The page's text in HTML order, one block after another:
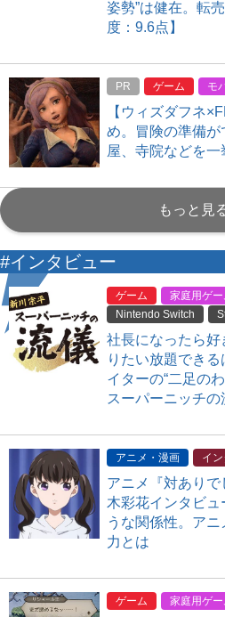
姿勢”は健在。転
度：9.6点】
PR ゲーム モ
【ウィズダフネ
め。冒険の準備
屋、寺院などを一
もっと見
#インタビュー
ゲーム 家庭用ゲー
Nintendo Switch
社長になったら
りたい放題でき
イターの“二足の
スーパーニッチの
アニメ・漫画 イ
アニメ『対あり
木彩花インタビュ
うな関係性。ア
力とは
ゲーム 家庭用ゲー